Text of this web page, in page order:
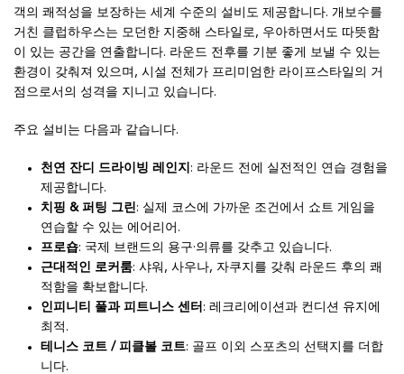
객의 쾌적성을 보장하는 세계 수준의 설비도 제공합니다. 개보수를
거친 클럽하우스는 모던한 지중해 스타일로, 우아하면서도 따뜻함
이 있는 공간을 연출합니다. 라운드 전후를 기분 좋게 보낼 수 있는
환경이 갖춰져 있으며, 시설 전체가 프리미엄한 라이프스타일의 거
점으로서의 성격을 지니고 있습니다.
주요 설비는 다음과 같습니다.
천연 잔디 드라이빙 레인지 : 라운드 전에 실전적인 연습 경험을
제공합니다.
치핑 & 퍼팅 그린: 실제 코스에 가까운 조건에서 쇼트 게임을
연습할 수 있는 에어리어.
프로숍: 국제 브랜드의 용구·의류를 갖추고 있습니다.
근대적인 로커룸: 샤워, 사우나, 자쿠지를 갖춰 라운드 후의 쾌
적함을 확보합니다.
인피니티 풀과 피트니스 센터 : 레크리에이션과 컨디션 유지에
최적.
테니스 코트 / 피클볼 코트: 골프 이외 스포츠의 선택지를 더합
니다.